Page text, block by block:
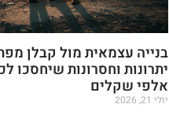
בנייה עצמאית מול קבלן
יתרונות וחסרונות שיחסכו
אלפי שקלים
יולי 21, 2026